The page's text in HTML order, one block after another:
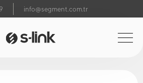
info@segment.com.tr